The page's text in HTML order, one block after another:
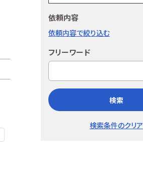
依頼内容
依頼内容で絞り込む
フリーワード
検索
検索条件のクリア